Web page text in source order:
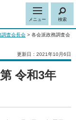
メニュー 検索
調査会長会 > 各会派政務調査会
更新日：2021年10月6日
令和3年